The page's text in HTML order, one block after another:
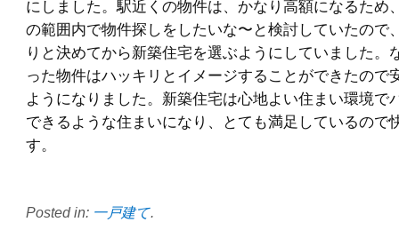
にしました。駅近くの物件は、かなり高額になるため
の範囲内で物件探しをしたいな〜と検討していたので
りと決めてから新築住宅を選ぶようにしていました。
った物件はハッキリとイメージすることができたので
ようになりました。新築住宅は心地よい住まい環境で
できるような住まいになり、とても満足しているので
す。
Posted in: 一戸建て.